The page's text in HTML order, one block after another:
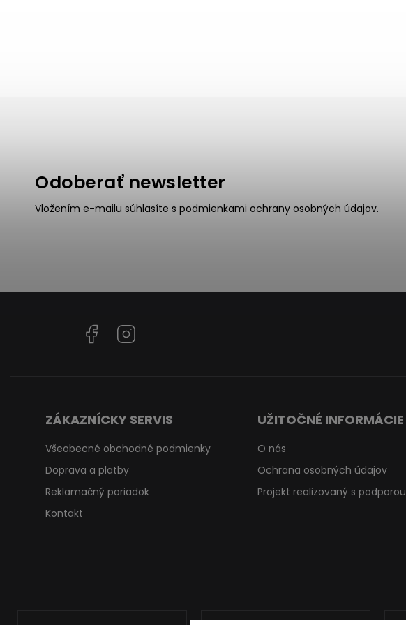
Odoberať newsletter
Vložením e-mailu súhlasíte s podmienkami ochrany osobných údajov.
Facebook
ZÁKAZNÍCKY SERVIS
Všeobecné obchodné podmienky
Doprava a platby
Reklamačný poriadok
Kontakt
UŽITOČNÉ INFORMÁCIE
O nás
Ochrana osobných údajov
Projekt realizovaný s podporou